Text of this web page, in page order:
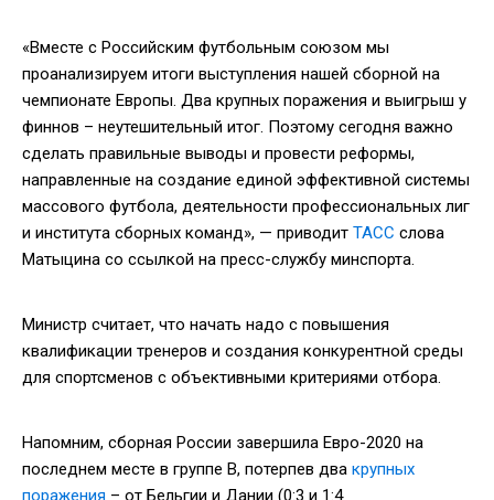
«Вместе с Российским футбольным союзом мы
проанализируем итоги выступления нашей сборной на
чемпионате Европы. Два крупных поражения и выигрыш у
финнов – неутешительный итог. Поэтому сегодня важно
сделать правильные выводы и провести реформы,
направленные на создание единой эффективной системы
массового футбола, деятельности профессиональных лиг
и института сборных команд», — приводит ТАСС слова
Матыцина со ссылкой на пресс-службу минспорта.
Министр считает, что начать надо с повышения
квалификации тренеров и создания конкурентной среды
для спортсменов с объективными критериями отбора.
Напомним, сборная России завершила Евро-2020 на
последнем месте в группе В, потерпев два крупных
поражения – от Бельгии и Дании (0:3 и 1:4